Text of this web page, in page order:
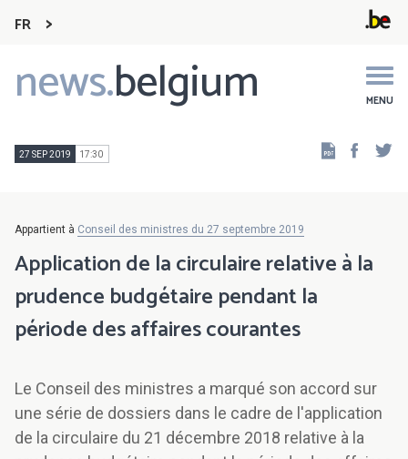
FR
news.belgium MENU
Main
navigation
27 SEP 2019 17:30
Appartient à Conseil des ministres du 27 septembre 2019
Application de la circulaire relative à la
prudence budgétaire pendant la
période des affaires courantes
Le Conseil des ministres a marqué son accord sur
une série de dossiers dans le cadre de l'application
de la circulaire du 21 décembre 2018 relative à la